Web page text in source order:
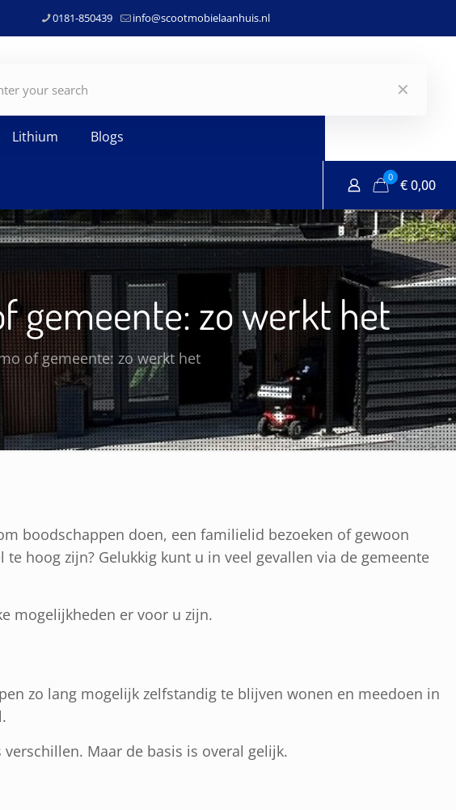
0181-850439 info@scootmobielaanhuis.nl
Lithium Blogs
0 €0,00
✕
gemeente: zo werkt het
of gemeente: zo werkt het
boodschappen doen, een familielid bezoeken of gewoon
hoog zijn? Gelukkig kunt u in veel gevallen via de gemeente
mogelijkheden er voor u zijn.
zo lang mogelijk zelfstandig te blijven wonen en meedoen in
Maar de basis is overal gelijk.